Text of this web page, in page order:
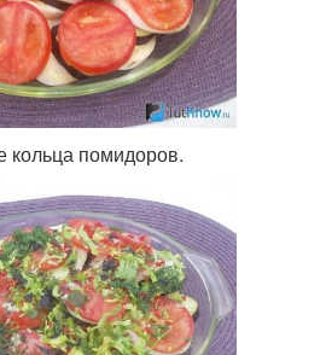
кольца помидоров.